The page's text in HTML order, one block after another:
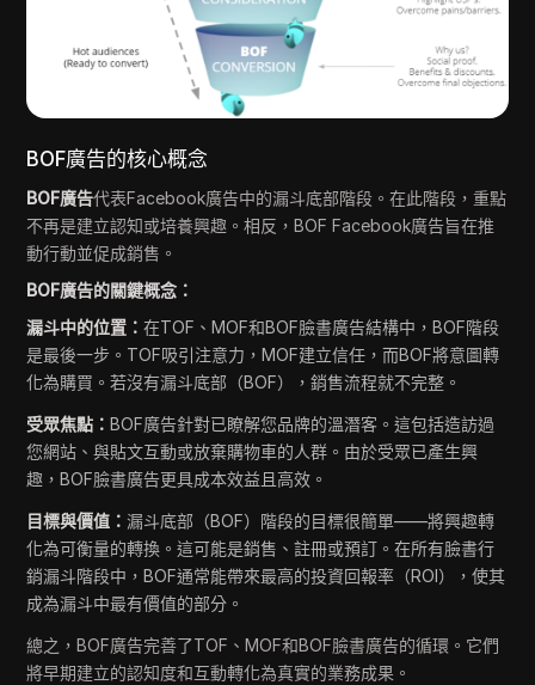
BOF廣告的核心概念
BOF廣告代表Facebook廣告中的漏斗底部階段。在此階段，重點
不再是建立認知或培養興趣。相反，BOF Facebook廣告旨在推
動行動並促成銷售。
BOF廣告的關鍵概念：
漏斗中的位置：在TOF、MOF和BOF臉書廣告結構中，BOF階段
是最後一步。TOF吸引注意力，MOF建立信任，而BOF將意圖轉
化為購買。若沒有漏斗底部（BOF），銷售流程就不完整。
受眾焦點：BOF廣告針對已瞭解您品牌的溫潛客。這包括造訪過
您網站、與貼文互動或放棄購物車的人群。由於受眾已產生興
趣，BOF臉書廣告更具成本效益且高效。
目標與價值：漏斗底部（BOF）階段的目標很簡單——將興趣轉
化為可衡量的轉換。這可能是銷售、註冊或預訂。在所有臉書行
銷漏斗階段中，BOF通常能帶來最高的投資回報率（ROI），使其
成為漏斗中最有價值的部分。
總之，BOF廣告完善了TOF、MOF和BOF臉書廣告的循環。它們
將早期建立的認知度和互動轉化為真實的業務成果。